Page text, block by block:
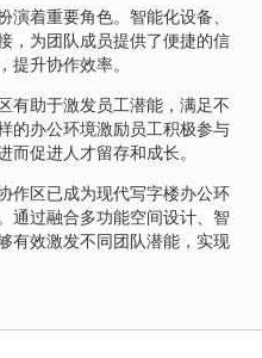
演着重要角色。智能化设备、
，为团队成员提供了便捷的信
提升协作效率。
有助于激发员工潜能，满足不
的办公环境激励员工积极参与
而促进人才留存和成长。
作区已成为现代写字楼办公环
通过融合多功能空间设计、智
有效激发不同团队潜能，实现